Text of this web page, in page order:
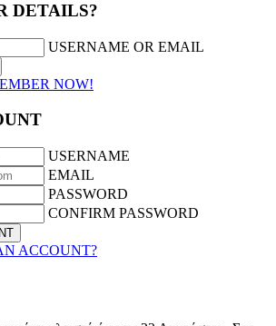
DETAILS?
USERNAME OR EMAIL
NOW!
USERNAME
EMAIL
PASSWORD
CONFIRM PASSWORD
ACCOUNT?